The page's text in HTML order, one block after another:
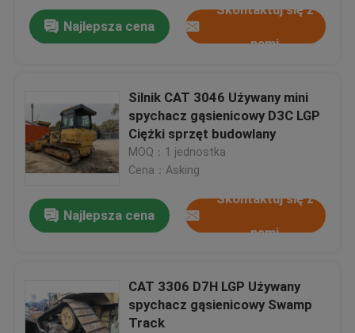
Najlepsza cena
Skontaktuj się z
nami
Silnik CAT 3046 Używany mini
spychacz gąsienicowy D3C LGP
Ciężki sprzęt budowlany
MOQ：1 jednostka
Cena：Asking
Najlepsza cena
Skontaktuj się z
nami
CAT 3306 D7H LGP Używany
spychacz gąsienicowy Swamp
Track